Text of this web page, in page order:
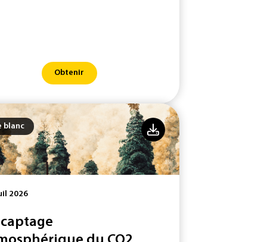
Obtenir
blanc
2026
captage